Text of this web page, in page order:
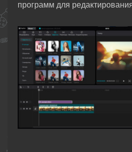
программ для